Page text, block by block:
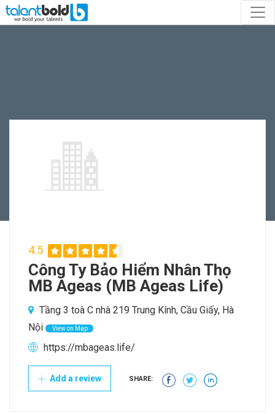
4.5
Công Ty Bảo Hiểm Nhân Thọ
MB Ageas (MB Ageas Life)
Tầng 3 toà C nhà 219 Trung Kính, Cầu Giấy, Hà
Nội
View on Map
https://mbageas.life/
Add a review SHARE: